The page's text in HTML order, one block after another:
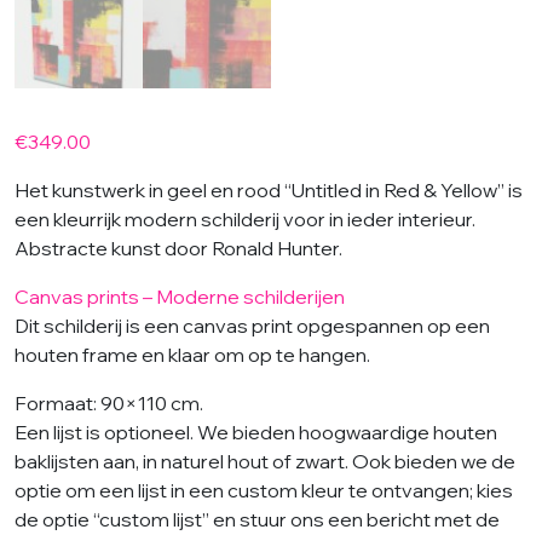
€349.00
Het kunstwerk in geel en rood “Untitled in Red & Yellow” is
een kleurrijk modern schilderij voor in ieder interieur.
Abstracte kunst door Ronald Hunter.
Canvas prints – Moderne schilderijen
Dit schilderij is een canvas print opgespannen op een
houten frame en klaar om op te hangen.
Formaat: 90×110 cm.
Een lijst is optioneel. We bieden hoogwaardige houten
baklijsten aan, in naturel hout of zwart. Ook bieden we de
optie om een lijst in een custom kleur te ontvangen; kies
de optie “custom lijst” en stuur ons een bericht met de